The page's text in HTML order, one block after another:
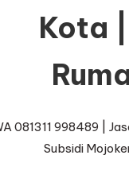
Kota
081311 998489 |
Subsidi